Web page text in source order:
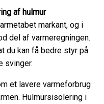
af hulmur
markant, og i
del af varmeregningen.
du kan få bedre styr på
svinger.
et lavere varmeforbrug
Hulmursisolering i